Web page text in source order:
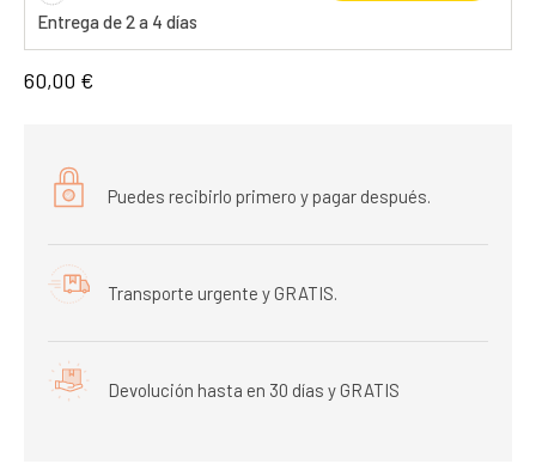
Entrega de 2 a 4 días
60,00 €
Puedes recibirlo primero y pagar después.
Transporte urgente y GRATIS.
Devolución hasta en 30 días y GRATIS